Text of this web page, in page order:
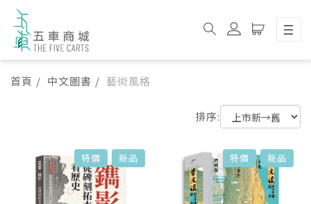
首頁 中文圖書 藝術風格
排序:
書籍列表特價 新品 特價 新品